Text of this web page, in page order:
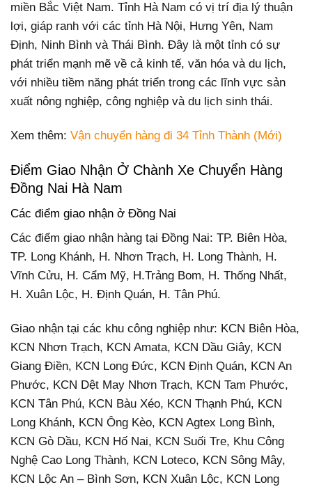
miền Bắc Việt Nam. Tỉnh Hà Nam có vị trí địa lý thuận
lợi, giáp ranh với các tỉnh Hà Nội, Hưng Yên, Nam
Định, Ninh Bình và Thái Bình. Đây là một tỉnh có sự
phát triển mạnh mẽ về cả kinh tế, văn hóa và du lịch,
với nhiều tiềm năng phát triển trong các lĩnh vực sản
xuất nông nghiệp, công nghiệp và du lịch sinh thái.
Xem thêm: Vận chuyển hàng đi 34 Tỉnh Thành (Mới)
Điểm Giao Nhận Ở Chành Xe Chuyển Hàng
Đồng Nai Hà Nam
Các điểm giao nhận ở Đồng Nai
Các điểm giao nhận hàng tại Đồng Nai: TP. Biên Hòa,
TP. Long Khánh, H. Nhơn Trạch, H. Long Thành, H.
Vĩnh Cửu, H. Cẩm Mỹ, H.Trảng Bom, H. Thống Nhất,
H. Xuân Lộc, H. Định Quán, H. Tân Phú.
Giao nhận tại các khu công nghiệp như: KCN Biên Hòa,
KCN Nhơn Trạch, KCN Amata, KCN Dầu Giây, KCN
Giang Điền, KCN Long Đức, KCN Định Quán, KCN An
Phước, KCN Dệt May Nhơn Trạch, KCN Tam Phước,
KCN Tân Phú, KCN Bàu Xéo, KCN Thạnh Phú, KCN
Long Khánh, KCN Ông Kèo, KCN Agtex Long Bình,
KCN Gò Dầu, KCN Hố Nai, KCN Suối Tre, Khu Công
Nghệ Cao Long Thành, KCN Loteco, KCN Sông Mây,
KCN Lộc An – Bình Sơn, KCN Xuân Lộc, KCN Long